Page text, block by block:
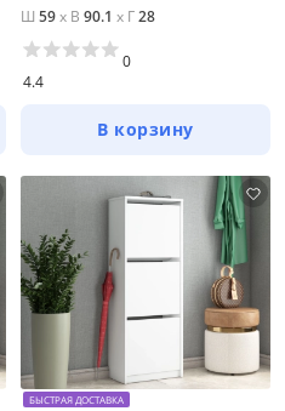
Ш 59x В 90.1 x Г28
4.4
0
В корзину
БЫСТРАЯ ДОСТАВКА